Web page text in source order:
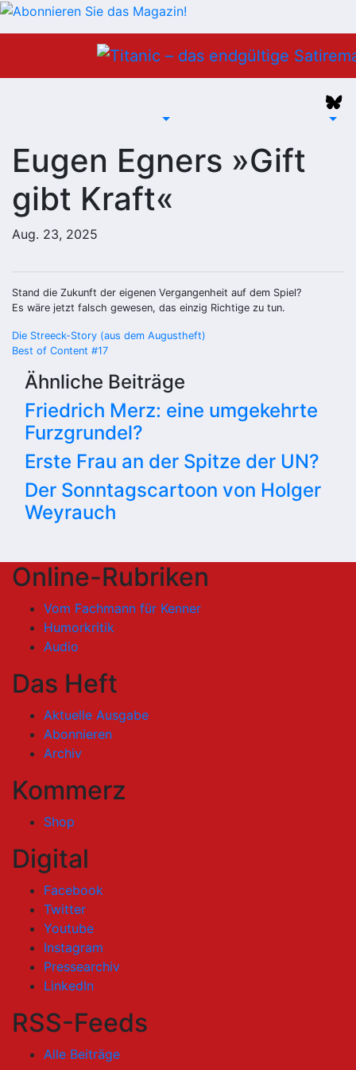
Eugen Egners »Gift
gibt Kraft«
Aug. 23, 2025
Stand die Zukunft der eigenen Vergangenheit auf dem Spiel?
Es wäre jetzt falsch gewesen, das einzig Richtige zu tun.
Beitragsnavigation
Die Streeck-Story (aus dem Augustheft)
Best of Content #17
Ähnliche Beiträge
Friedrich Merz: eine umgekehrte
Furzgrundel?
Erste Frau an der Spitze der UN?
Der Sonntagscartoon von Holger
Weyrauch
Online-Rubriken
Vom Fachmann für Kenner
Humorkritik
Audio
Das Heft
Aktuelle Ausgabe
Abonnieren
Archiv
Kommerz
Shop
Digital
Facebook
Twitter
Youtube
Instagram
Pressearchiv
LinkedIn
RSS-Feeds
Alle Beiträge